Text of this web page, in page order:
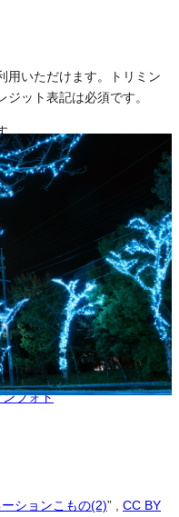
用いただけます。トリミン
ット表記は必須です。
。
ションこもの(2) ”,CC BY
フォト
ションこもの(2)”
CC BY